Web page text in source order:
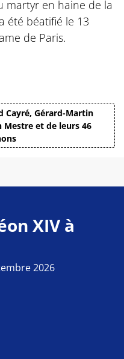
martyr en haine de la
été béatifié le 13
de Paris.
Cayré, Gérard-Martin
Mestre et de leurs 46
XIV à
2026